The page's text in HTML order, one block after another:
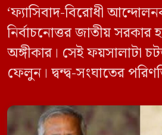
‘ফ্যাসিবাদ-বিরোধী
নির্বাচনোত্তর জাতীয় সরকার
অঙ্গীকার। সেই ফয়সালাটা
ফেলুন। দ্বন্দ্ব-সংঘাতের
এখন। সবাই মিলে দেশ